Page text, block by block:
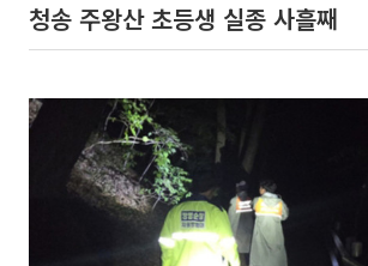
청송 주왕산 초등생 실종 사흘째